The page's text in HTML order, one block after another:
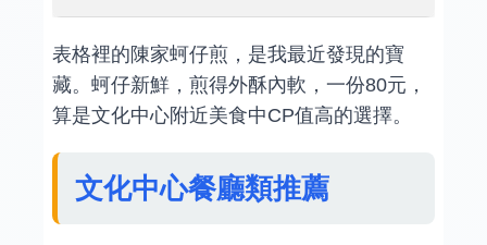
表格裡的陳家蚵仔煎，是我最近發現的寶
藏。蚵仔新鮮，煎得外酥內軟，一份80元，
算是文化中心附近美食中CP值高的選擇。
文化中心餐廳類推薦